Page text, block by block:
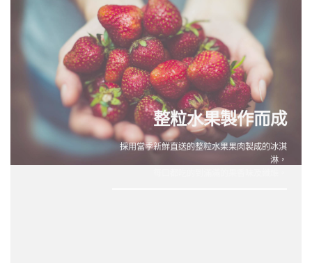
整粒水果製作而成
採用當季新鮮直送的整粒水果果肉製成的冰淇
淋，